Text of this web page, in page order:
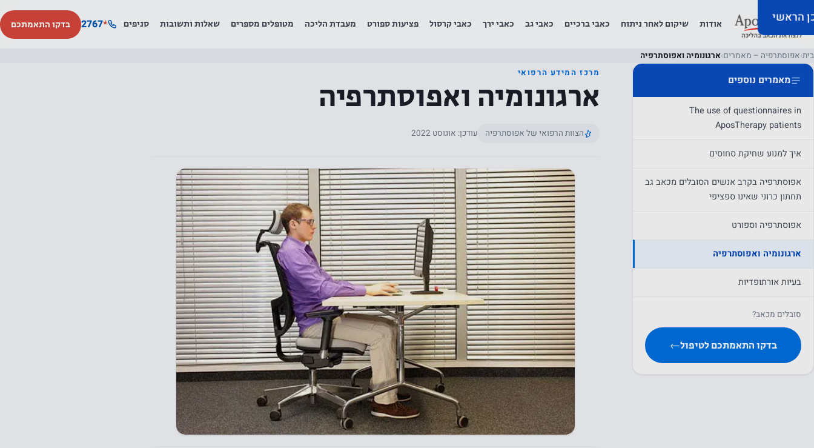
הראשי אודות שיקום לאחר ניתוח כאבי ברכיים כאבי גב כאבי ירך כאבי קרסול פציעות ספורט מעבדת הליכה מטופלים מספרים שאלות ותשובות סניפים *
2767 בדקו התאמתכם
בית›אפוסתרפיה – מאמרים›ארגונומיה ואפוסתרפיה
מאמרים נוספים
The use of questionnaires in
AposTherapy patients
איך למנוע שחיקת סחוסים
אפוסתרפיה בקרב אנשים הסובלים מכאב גב
תחתון כרוני שאינו ספציפי
אפוסתרפיה וספורט
ארגונומיה ואפוסתרפיה
בעיות אורתופדיות
סובלים מכאב?
בדקו התאמתכם לטיפול←
מרכז המידע הרפואי
ארגונומיה ואפוסתרפיה
הצוות הרפואי של אפוסתרפיה עודכן: אוגוסט 2022